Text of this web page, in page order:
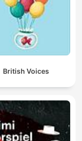
British Voices